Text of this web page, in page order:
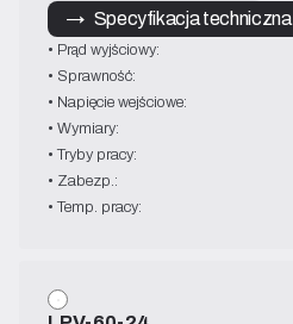
→   Specyfikacja techniczna
• Prąd wyjściowy:
• Sprawność:
• Napięcie wejściowe:
• Wymiary:
• Tryby pracy:
• Zabezp.:
• Temp. pracy: